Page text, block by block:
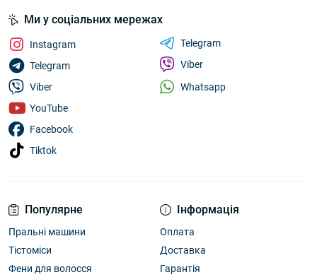
Популярне
Пральні машини
Тістоміси
Фени для волосся
Інформація
Оплата
Доставка
Гарантія
Ми у соціальних мережах
Instagram
Telegram
Viber
YouTube
Facebook
Tiktok
Telegram
Viber
Whatsapp